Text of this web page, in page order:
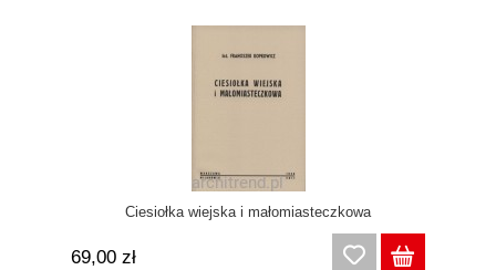
Ciesiołka wiejska i małomiasteczkowa
69,00 zł